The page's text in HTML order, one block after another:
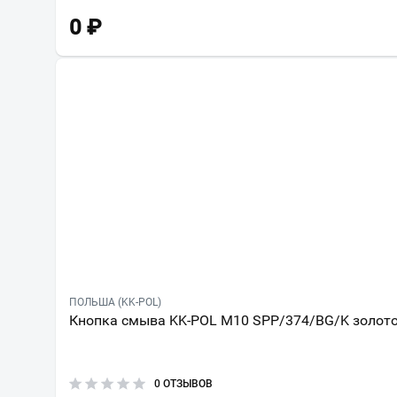
0 ₽
ПОЛЬША (KK-POL)
Кнопка смыва KK-POL M10 SPP/374/BG/K
0 ОТЗЫВОВ